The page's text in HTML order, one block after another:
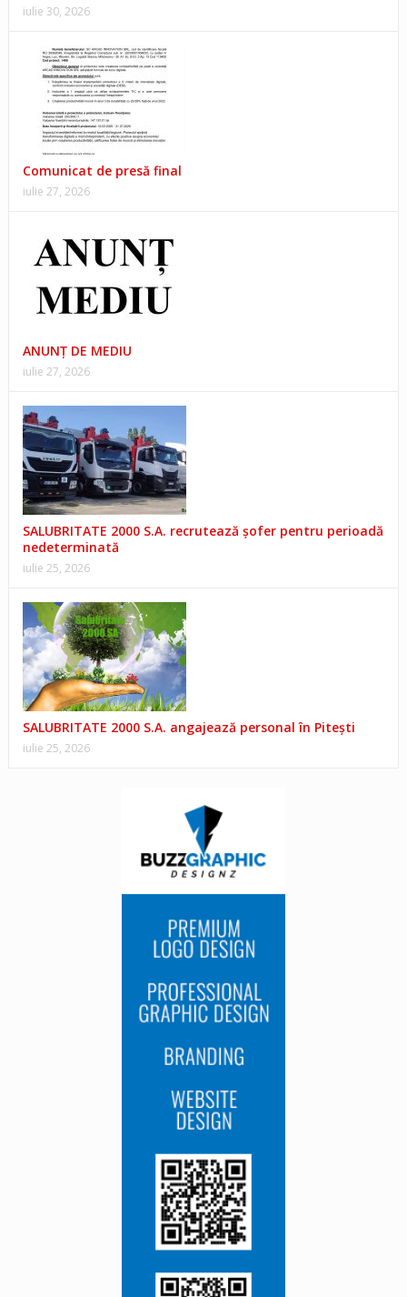
iulie 30, 2026
Comunicat de presă final
iulie 27, 2026
ANUNŢ DE MEDIU
iulie 27, 2026
SALUBRITATE 2000 S.A. recrutează șofer pentru perioadă
nedeterminată
iulie 25, 2026
SALUBRITATE 2000 S.A. angajează personal în Pitești
iulie 25, 2026